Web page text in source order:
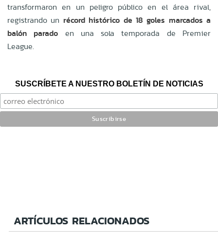
transformaron en un peligro público en el área rival,
registrando un récord histórico de 18 goles marcados a
balón parado en una sola temporada de Premier
League.
SUSCRÍBETE A NUESTRO BOLETÍN DE NOTICIAS
ARTÍCULOS RELACIONADOS